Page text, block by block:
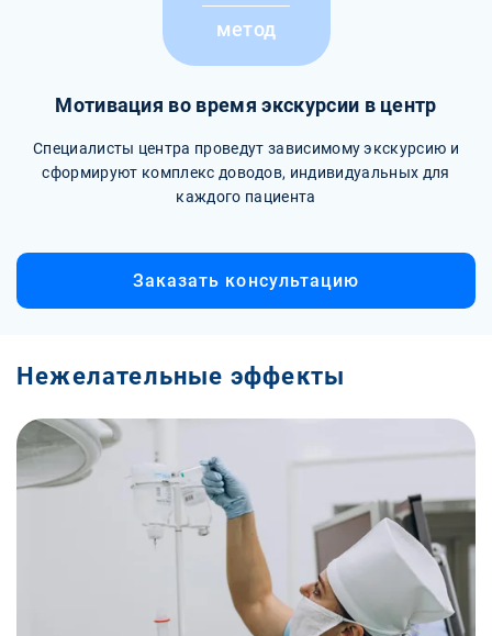
метод
Мотивация во время экскурсии в центр
Специалисты центра проведут зависимому экскурсию и
сформируют комплекс доводов, индивидуальных для
каждого пациента
Заказать консультацию
Нежелательные эффекты